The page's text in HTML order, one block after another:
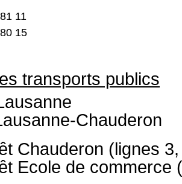
11
15
transports publics
Chauderon
Chauderon (lignes
Ecole de commerce